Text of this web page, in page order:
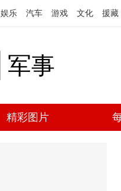
娱乐 汽车 游戏 文化 援藏
军事
精彩图片